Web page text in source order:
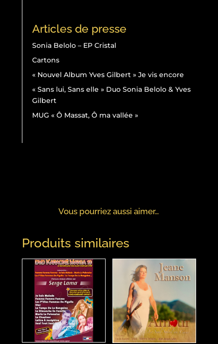
Articles de presse
Sonia Belolo – EP Cristal
Cartons
« Nouvel Album Yves Gilbert » Je vis encore
« Sans lui, Sans elle » Duo Sonia Belolo & Yves
Gilbert
MUG « Ô Massat, Ô ma vallée »
Vous pourriez aussi aimer…
Produits similaires